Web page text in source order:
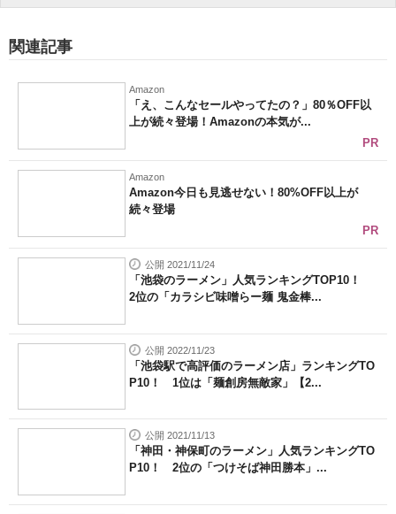
ちょっと気になるネットの話題
関連記事
Amazon
「え、こんなセールやってたの？」80％OFF以
上が続々登場！Amazonの本気が...
PR
Amazon
Amazon今日も見逃せない！80%OFF以上が
続々登場
PR
公開 2021/11/24
「池袋のラーメン」人気ランキングTOP10！
2位の「カラシビ味噌らー麺 鬼金棒...
公開 2022/11/23
「池袋駅で高評価のラーメン店」ランキングTO
P10！ 1位は「麺創房無敵家」【2...
公開 2021/11/13
「神田・神保町のラーメン」人気ランキングTO
P10！ 2位の「つけそば神田勝本」...